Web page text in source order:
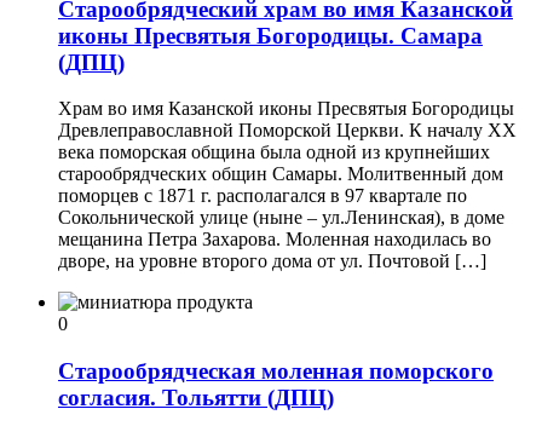
Старообрядческий храм во имя Казанской
иконы Пресвятыя Богородицы. Самара
(ДПЦ)
Храм во имя Казанской иконы Пресвятыя Богородицы
Древлеправославной Поморской Церкви. К началу ХХ
века поморская община была одной из крупнейших
старообрядческих общин Самары. Молитвенный дом
поморцев с 1871 г. располагался в 97 квартале по
Сокольнической улице (ныне – ул.Ленинская), в доме
мещанина Петра Захарова. Моленная находилась во
дворе, на уровне второго дома от ул. Почтовой […]
0
Старообрядческая моленная поморского
согласия. Тольятти (ДПЦ)